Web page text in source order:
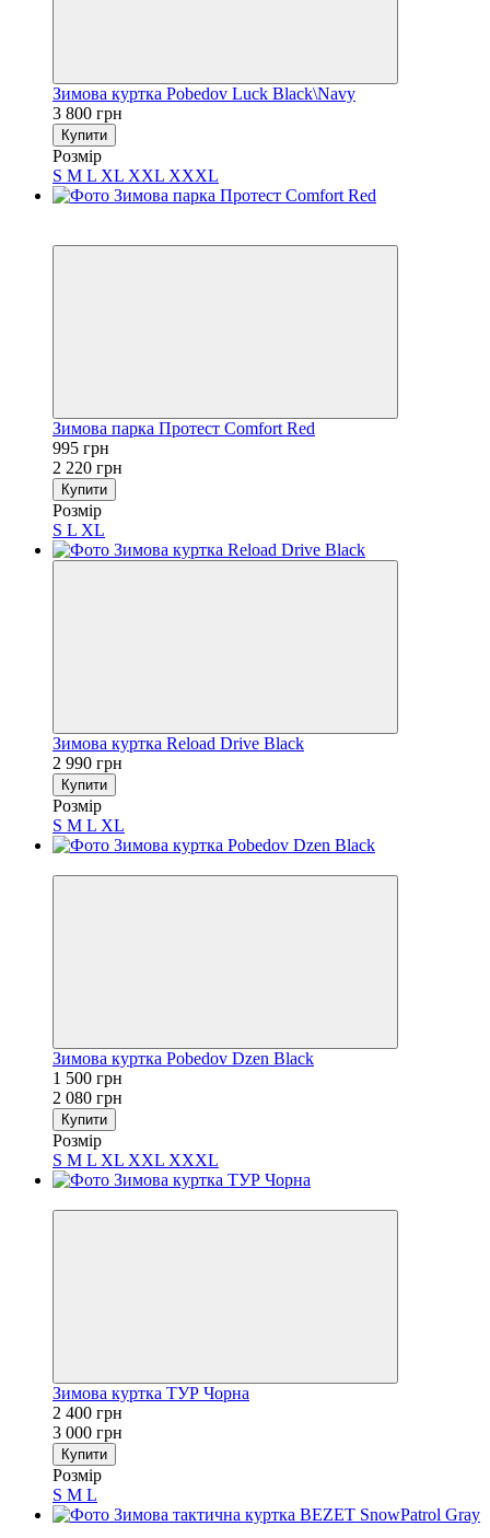
Зимова куртка Pobedov Luck Black\Navy
3 800 грн
Купити
Розмір
S M L XL XXL XXXL
Зимова парка Протест Comfort Red
995 грн
2 220 грн
Купити
Розмір
S L XL
Зимова куртка Reload Drive Black
2 990 грн
Купити
Розмір
S M L XL
Зимова куртка Pobedov Dzen Black
1 500 грн
2 080 грн
Купити
Розмір
S M L XL XXL XXXL
Зимова куртка ТУР Чорна
2 400 грн
3 000 грн
Купити
Розмір
S M L